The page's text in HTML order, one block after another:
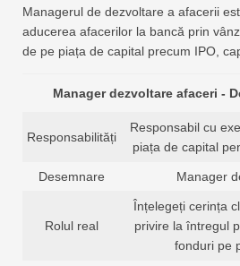
Managerul de dezvoltare a afacerii
aducerea afacerilor la bancă prin
de pe piața de capital precum IPO,
Manager dezvoltare afaceri -
Responsabilități
Responsabil cu
piața de capital
Desemnare Manager
Rolul real
Înțelegeți cerința
privire la întregul
fonduri pe